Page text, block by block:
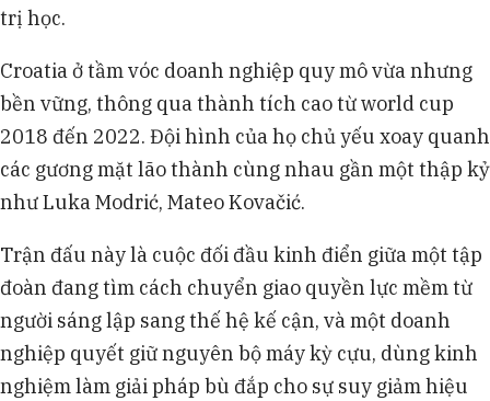
trị học.
Croatia ở tầm vóc doanh nghiệp quy mô vừa nhưng
bền vững, thông qua thành tích cao từ world cup
2018 đến 2022. Đội hình của họ chủ yếu xoay quanh
các gương mặt lão thành cùng nhau gần một thập kỷ
như Luka Modrić, Mateo Kovačić.
Trận đấu này là cuộc đối đầu kinh điển giữa một tập
đoàn đang tìm cách chuyển giao quyền lực mềm từ
người sáng lập sang thế hệ kế cận, và một doanh
nghiệp quyết giữ nguyên bộ máy kỳ cựu, dùng kinh
nghiệm làm giải pháp bù đắp cho sự suy giảm hiệu